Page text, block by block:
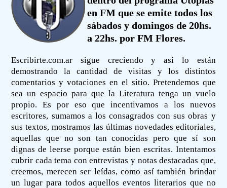
en FM que se emite todos los
sábados y domingos de 20hs.
a 22hs. por FM Flores.
Escribirte.com.ar sigue creciendo y así lo están
demostrando la cantidad de visitas y los distintos
comentarios y votaciones en el sitio. Pretendemos que
sea un espacio para que la Literatura tenga un vuelo
propio. Es por eso que incentivamos a los nuevos
escritores, sumamos a los consagrados con sus obras y
sus textos, mostramos las últimas novedades editoriales,
aquellas que no son tan conocidas pero que sí son
dignas de leerse porque están bien escritas. Intentamos
cubrir cada tema con entrevistas y notas destacadas que,
creemos, merecen ser leídas, como así también brindar
un lugar para todos aquellos eventos literarios que no